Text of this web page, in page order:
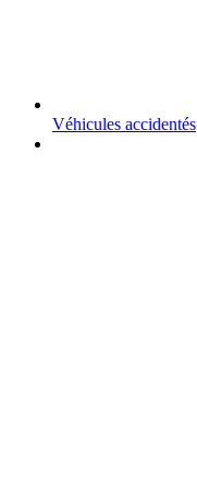
Véhicules accidentés